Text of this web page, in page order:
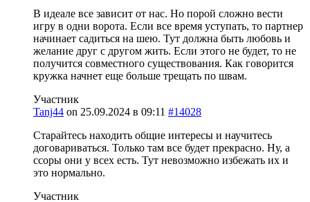
В идеале все зависит от нас. Но порой сложно вести
игру в одни ворота. Если все время уступать, то партнер
начинает садиться на шею. Тут должна быть любовь и
желание друг с другом жить. Если этого не будет, то не
получится совместного существования. Как говорится
кружка начнет еще больше трещать по швам.
Участник
Tanj44 on 25.09.2024 в 09:11 #14028
Старайтесь находить общие интересы и научитесь
договариваться. Только там все будет прекрасно. Ну, а
ссоры они у всех есть. Тут невозможно избежать их и
это нормально.
Участник